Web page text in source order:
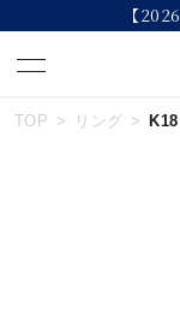
【
TOP リング